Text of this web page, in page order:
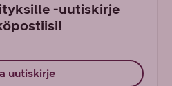
-uutiskirje
uutiskirje